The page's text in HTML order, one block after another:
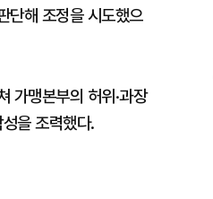
단해 조정을 시도했으
가맹본부의 허위·과장
을 조력했다.